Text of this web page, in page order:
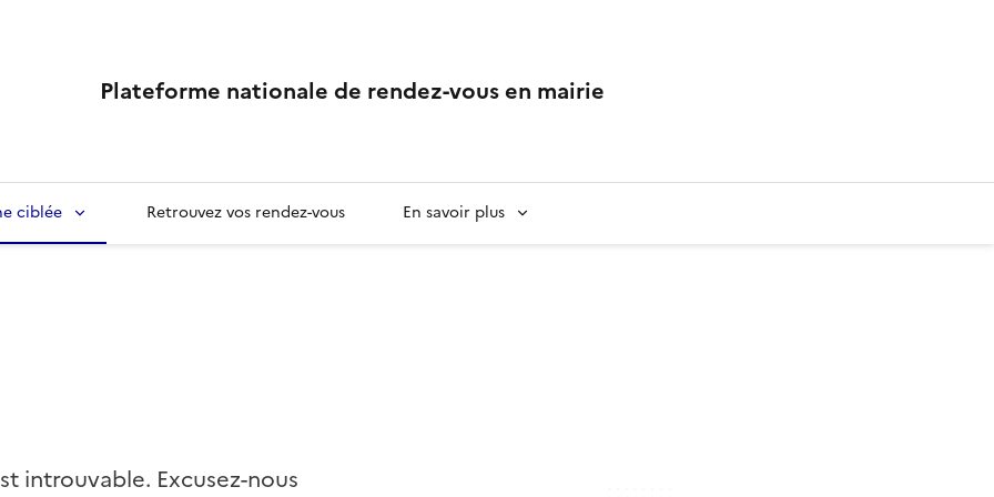
Plateforme nationale de rendez-vous en mairie
ciblée Retrouvez vos rendez-vous En savoir plus
introuvable. Excusez-nous